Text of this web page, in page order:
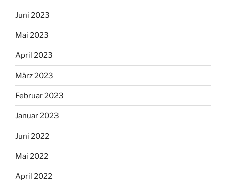
Juni 2023
Mai 2023
April 2023
März 2023
Februar 2023
Januar 2023
Juni 2022
Mai 2022
April 2022